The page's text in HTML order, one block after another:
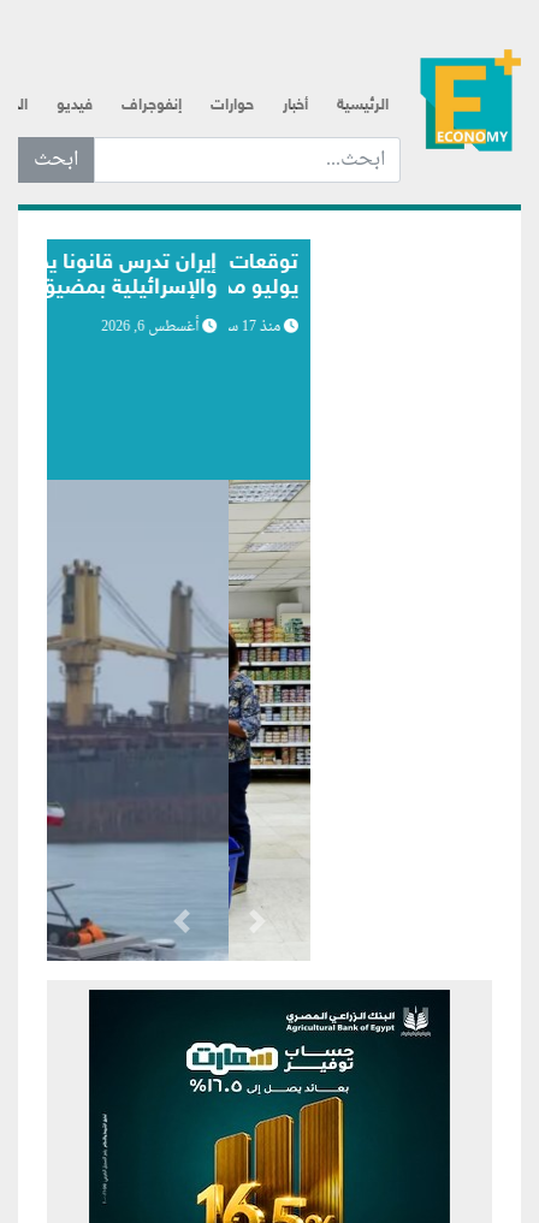
الرئيسية أخبار حوارات إنفوجراف فيديو
ابحث عن... :
إيران تدرس قانوناً يحظر مرور السفن الأمريكية
والإسرائيلية بمضيق هرمز
Previous Next